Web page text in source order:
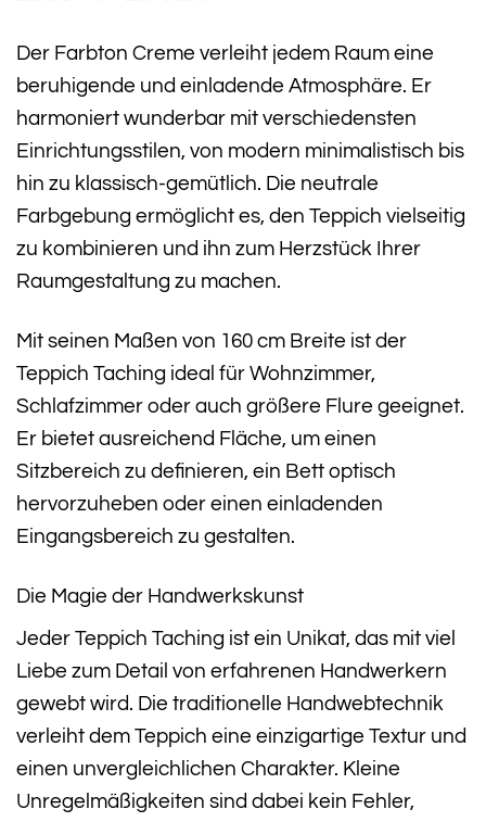
Der Farbton Creme verleiht jedem Raum eine
beruhigende und einladende Atmosphäre. Er
harmoniert wunderbar mit verschiedensten
Einrichtungsstilen, von modern minimalistisch bis
hin zu klassisch-gemütlich. Die neutrale
Farbgebung ermöglicht es, den Teppich vielseitig
zu kombinieren und ihn zum Herzstück Ihrer
Raumgestaltung zu machen.
Mit seinen Maßen von 160 cm Breite ist der
Teppich Taching ideal für Wohnzimmer,
Schlafzimmer oder auch größere Flure geeignet.
Er bietet ausreichend Fläche, um einen
Sitzbereich zu definieren, ein Bett optisch
hervorzuheben oder einen einladenden
Eingangsbereich zu gestalten.
Die Magie der Handwerkskunst
Jeder Teppich Taching ist ein Unikat, das mit viel
Liebe zum Detail von erfahrenen Handwerkern
gewebt wird. Die traditionelle Handwebtechnik
verleiht dem Teppich eine einzigartige Textur und
einen unvergleichlichen Charakter. Kleine
Unregelmäßigkeiten sind dabei kein Fehler,